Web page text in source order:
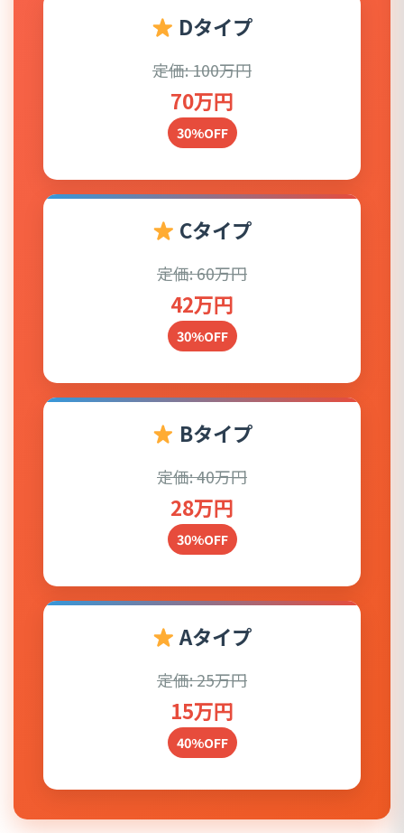
Dタイプ
定価: 100万円
70万円
30%OFF
Cタイプ
定価: 60万円
42万円
30%OFF
Bタイプ
定価: 40万円
28万円
30%OFF
Aタイプ
定価: 25万円
15万円
40%OFF